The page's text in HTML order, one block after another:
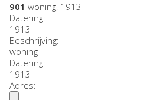
901 woning, 1913
Datering:
1913
Beschrijving:
woning
Datering:
1913
Adres: